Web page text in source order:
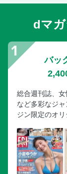
dマ
バッ
総合週刊誌、
など多彩なジ
ジン限定のオリ